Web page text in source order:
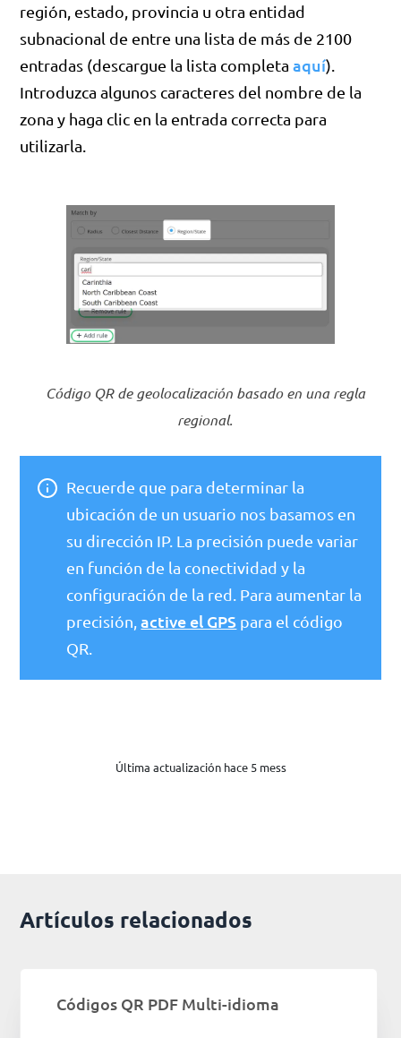
región, estado, provincia u otra entidad
subnacional de entre una lista de más de 2100
entradas (descargue la lista completaaquí).
Introduzca algunos caracteres del nombre de la
zona y haga clic en la entrada correcta para
utilizarla.
Código QR de geolocalización basado en una regla
regional.
Recuerde que para determinar la
ubicación de un usuario nos basamos en
su dirección IP. La precisión puede variar
en función de la conectividad y la
configuración de la red. Para aumentar la
precisión,active el GPS para el código
QR.
Última actualización hace 5 mess
Artículos relacionados
Códigos QR PDF Multi-idioma